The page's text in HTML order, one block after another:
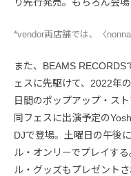
*vendor両店舗では、〈
また、BEAMS
ェスに先駆けて、2022年
日間のポップアップ・ス
同フェスに出演予定の
DJで登場。土曜日の午後
ル・オンリーでプレイす
ル・グッズもプレゼント